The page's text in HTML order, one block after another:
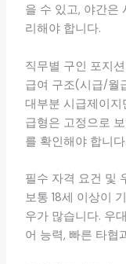
을 수 있고, 야간은
리해야 합니다.
직무별 구인 포지
급여 구조(시급/월
대부분 시급제이지
급형은 고정으로
를 확인해야 합니다.
필수 자격 요건 및
보통 18세 이상이
우가 많습니다. 우
어 능력, 빠른 타협